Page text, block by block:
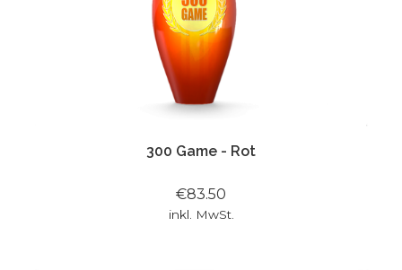
300 Game - Rot
€83.50
inkl. MwSt.